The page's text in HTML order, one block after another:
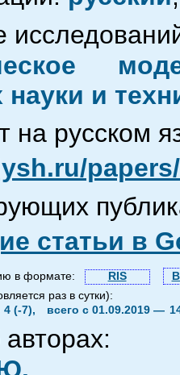
и
на русском
статьи в
в формате: RIS
раз в сутки):
4 (-7), всего с 01.09.2019 —